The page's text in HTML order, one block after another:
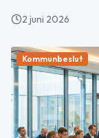
2 juni 2026
Kommunbeslut